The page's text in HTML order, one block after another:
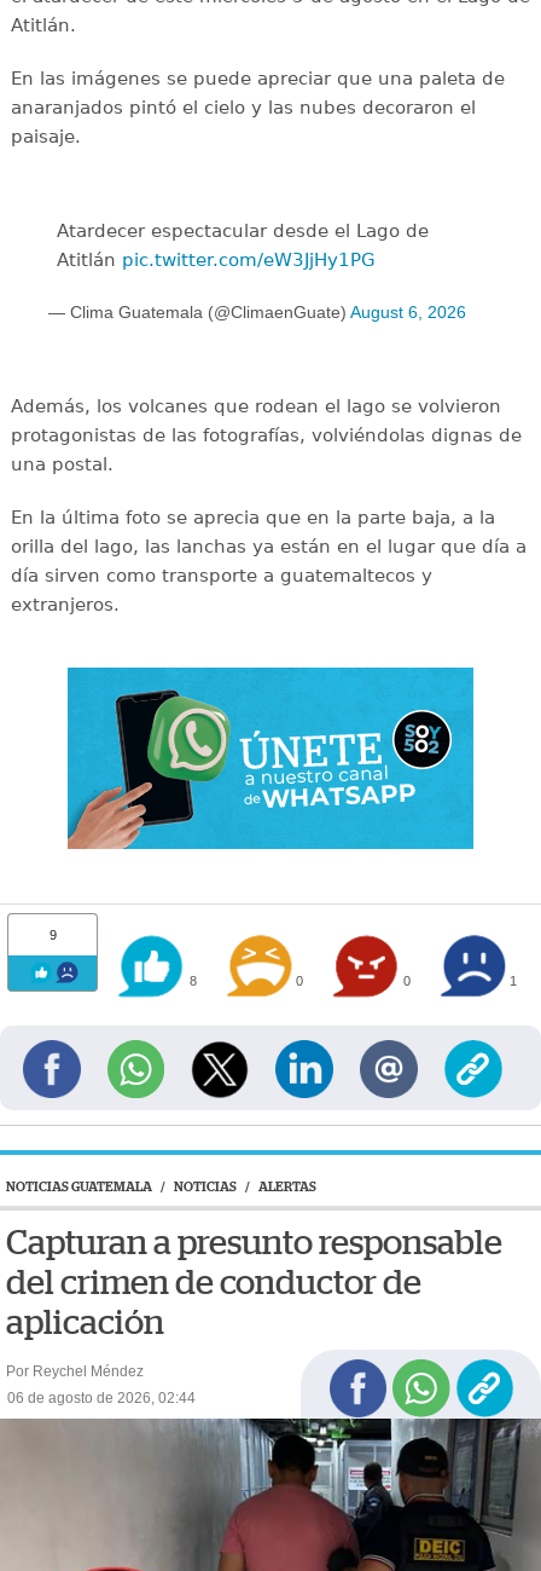
Atitlán.
En las imágenes se puede apreciar que una paleta de
anaranjados pintó el cielo y las nubes decoraron el
paisaje.
Atardecer espectacular desde el Lago de
Atitlán pic.twitter.com/eW3JjHy1PG
— Clima Guatemala (@ClimaenGuate) August 6, 2026
Además, los volcanes que rodean el lago se volvieron
protagonistas de las fotografías, volviéndolas dignas de
una postal.
En la última foto se aprecia que en la parte baja, a la
orilla del lago, las lanchas ya están en el lugar que día a
día sirven como transporte a guatemaltecos y
extranjeros.
9
8 0 0 1
NOTICIAS GUATEMALA / NOTICIAS / ALERTAS
Capturan a presunto responsable
del crimen de conductor de
aplicación
Por Reychel Méndez
06 de agosto de 2026, 02:44